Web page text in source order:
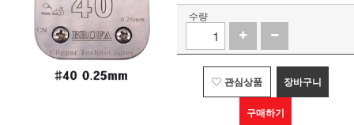
수량
관심상품 장바구니
구매하기